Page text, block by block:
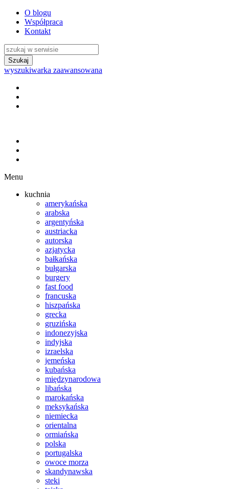
O blogu
Współpraca
Kontakt
wyszukiwarka zaawansowana
Menu
kuchnia
amerykańska
arabska
argentyńska
austriacka
autorska
azjatycka
bałkańska
bułgarska
burgery
fast food
francuska
hiszpańska
grecka
gruzińska
indonezyjska
indyjska
izraelska
jemeńska
kubańska
międzynarodowa
libańska
marokańska
meksykańska
niemiecka
orientalna
ormiańska
polska
portugalska
owoce morza
skandynawska
steki